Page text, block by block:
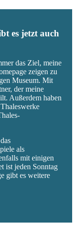
es jetzt auch
das Ziel, meine
zeigen zu
Museum. Mit
der meine
Außerdem haben
als
mit einigen
ist jeden Sonntag
gibt es weitere